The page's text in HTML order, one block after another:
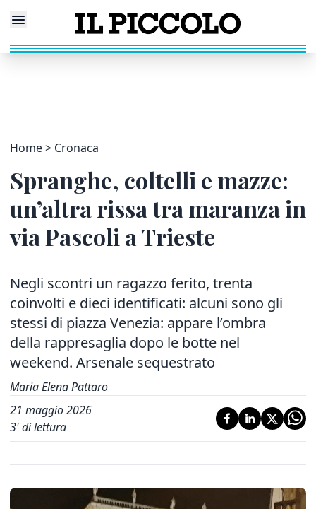
Home Cronaca
Spranghe, coltelli e mazze:
un’altra rissa tra maranza in
via Pascoli a Trieste
Negli scontri un ragazzo ferito, trenta
coinvolti e dieci identificati: alcuni sono gli
stessi di piazza Venezia: appare l’ombra
della rappresaglia dopo le botte nel
weekend. Arsenale sequestrato
Maria Elena Pattaro
21 maggio 2026
3' di lettura